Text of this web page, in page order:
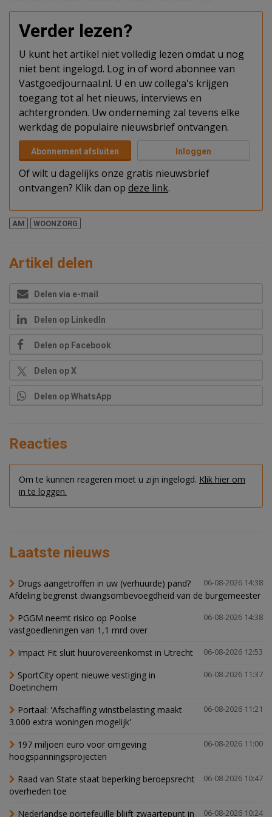
Verder lezen?
U kunt het artikel niet volledig lezen omdat u nog
niet bent ingelogd. Log in of word abonnee van
Vastgoedjournaal.nl. U en uw collega's krijgen
toegang tot al het nieuws, interviews en
achtergronden. Uw onderneming zal tevens elke
werkdag de populaire nieuwsbrief ontvangen.
Abonnement afsluiten Inloggen
Of wilt u dagelijks onze gratis nieuwsbrief
ontvangen? Klik dan op deze link.
AM WOONZORG
Artikel delen
Delen via e-mail
Delen op LinkedIn
Delen op Facebook
Delen op X
Delen op WhatsApp
Reacties
Om te kunnen reageren moet u zijn ingelogd. Klik hier om
in te loggen.
Laatste nieuws
06-08-2026 14:38
Drugs aangetroffen in uw (verhuurde) pand?
Afdeling begrenst dwangsombevoegdheid van de burgemeester
06-08-2026 14:38
PGGM neemt risico op Poolse
vastgoedleningen van 1,1 mrd over
06-08-2026 12:53
Impact Fit sluit huurovereenkomst in Utrecht
06-08-2026 11:37
SportCity opent nieuwe vestiging in
Doetinchem
06-08-2026 11:21
Portaal: 'Afschaffing winstbelasting maakt
3.000 extra woningen mogelijk'
06-08-2026 11:00
197 miljoen euro voor omgeving
hoogspanningsprojecten
06-08-2026 10:47
Raad van State staat beperking beroepsrecht
overheden toe
06-08-2026 10:24
Nederlandse portefeuille blijft zwaartepunt in